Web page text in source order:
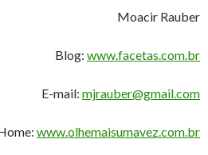
Moacir Rauber
Blog: www.facetas.com.br
E-mail: mjrauber@gmail.com
www.olhemaisumavez.com.br